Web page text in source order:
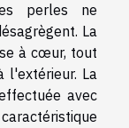
perles ne
La
à cœur, tout
l'extérieur. La
avec